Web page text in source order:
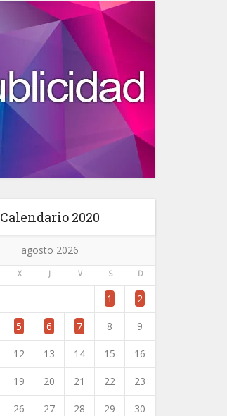
Calendario 2020
agosto 2026
X J V S D
1 2
5 6 7 8 9
12 13 14 15 16
19 20 21 22 23
26 27 28 29 30